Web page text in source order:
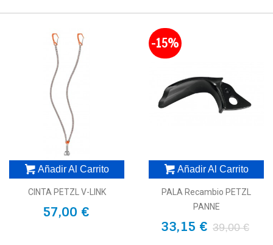
Añadir Al Carrito
CINTA PETZL V-LINK
57,00 €
-15%
Añadir Al Carrito
PALA Recambio PETZL
PANNE
33,15 € 39,00 €